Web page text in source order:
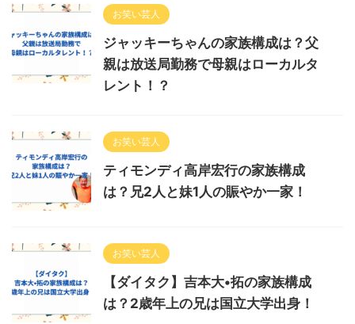
お笑い芸人
ジャッキーちゃんの家族構成は？父
親は放送局勤務で母親はローカルタ
レント！？
お笑い芸人
ティモンディ高岸宏行の家族構成
は？兄2人と妹1人の賑やか一家！
お笑い芸人
【ダイタク】吉本大•拓の家族構成
は？2歳年上の兄は国立大学出身！